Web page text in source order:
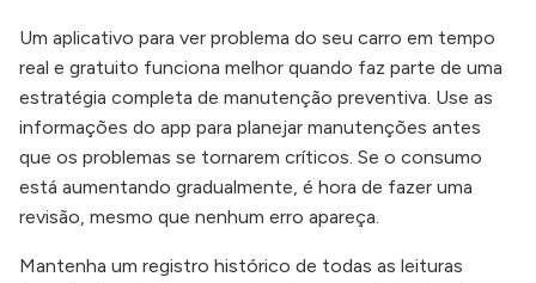
Um aplicativo para ver problema do seu carro em tempo
real e gratuito funciona melhor quando faz parte de uma
estratégia completa de manutenção preventiva. Use as
informações do app para planejar manutenções antes
que os problemas se tornarem críticos. Se o consumo
está aumentando gradualmente, é hora de fazer uma
revisão, mesmo que nenhum erro apareça.
Mantenha um registro histórico de todas as leituras